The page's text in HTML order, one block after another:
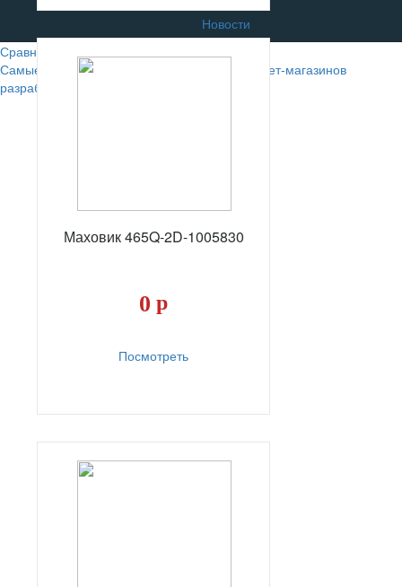
Маховик 465Q-2D-1005830
0 р
Посмотреть
Новости
Сравнение
Самые лучшие сайты автомобильных интернет-магазинов
разрабатывают в